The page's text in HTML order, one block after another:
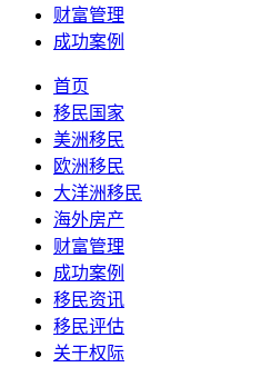
财富管理
成功案例
首页
移民国家
美洲移民
欧洲移民
大洋洲移民
海外房产
财富管理
成功案例
移民资讯
移民评估
关于权际